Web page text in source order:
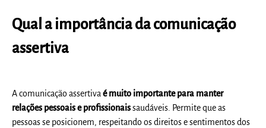
Qual a importância da comunicação
assertiva
A comunicação assertivaé muito importante para manter
relações pessoais e profissionaissaudáveis. Permite que as
pessoas se posicionem, respeitando os direitos e sentimentos dos